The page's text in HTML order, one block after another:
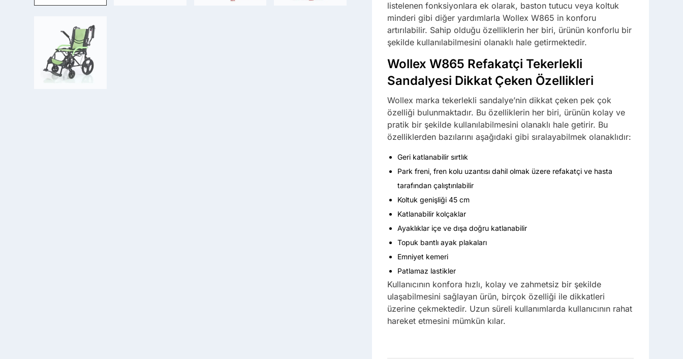
listelenen fonksiyonlara ek olarak, baston tutucu veya koltuk
minderi gibi diğer yardımlarla Wollex W865 in konforu
artırılabilir. Sahip olduğu özelliklerin her biri, ürünün konforlu bir
şekilde kullanılabilmesini olanaklı hale getirmektedir.
Wollex W865 Refakatçi Tekerlekli
Sandalyesi Dikkat Çeken Özellikleri
Wollex marka tekerlekli sandalye’nin dikkat çeken pek çok
özelliği bulunmaktadır. Bu özelliklerin her biri, ürünün kolay ve
pratik bir şekilde kullanılabilmesini olanaklı hale getirir. Bu
özelliklerden bazılarını aşağıdaki gibi sıralayabilmek olanaklıdır:
Geri katlanabilir sırtlık
Park freni, fren kolu uzantısı dahil olmak üzere refakatçi ve hasta
tarafından çalıştırılabilir
Koltuk genişliği 45 cm
Katlanabilir kolçaklar
Ayaklıklar içe ve dışa doğru katlanabilir
Topuk bantlı ayak plakaları
Emniyet kemeri
Patlamaz lastikler
Kullanıcının konfora hızlı, kolay ve zahmetsiz bir şekilde
ulaşabilmesini sağlayan ürün, birçok özelliği ile dikkatleri
üzerine çekmektedir. Uzun süreli kullanımlarda kullanıcının rahat
hareket etmesini mümkün kılar.